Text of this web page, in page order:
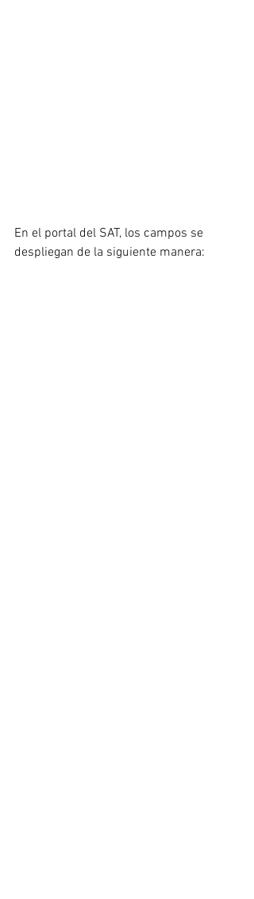
En el portal del SAT, los campos se
despliegan de la siguiente manera: